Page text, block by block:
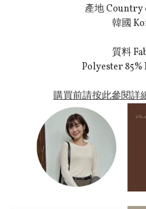
產地
韓國
質料
Polyester 85%
購買前請按此參閱詳